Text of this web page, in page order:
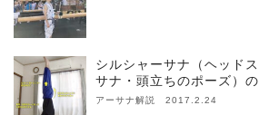
シルシャーサナ（ヘッド
サナ・頭立ちのポーズ）
アーサナ解説 2017.2.24